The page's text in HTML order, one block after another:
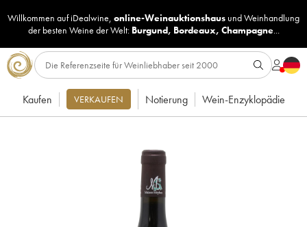
Willkommen auf iDealwine, online-Weinauktionshaus undWeinhandlung
der besten Weine der Welt: Burgund, Bordeaux, Champagne...
Kaufen VERKAUFEN Notierung Wein-Enzyklopädie